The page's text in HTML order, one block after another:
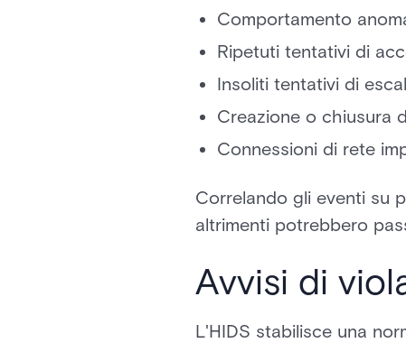
Comportamento
Ripetuti tentativi di
Insoliti tentativi di
Creazione o chiusura
Connessioni di rete
Correlando gli eventi su
altrimenti potrebbero
Avvisi di
L'HIDS stabilisce una